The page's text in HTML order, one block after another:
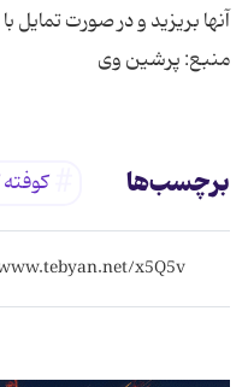
آنها بریزید و در صورت تمایل
منبع: پرشین وی
برچسب‌ها